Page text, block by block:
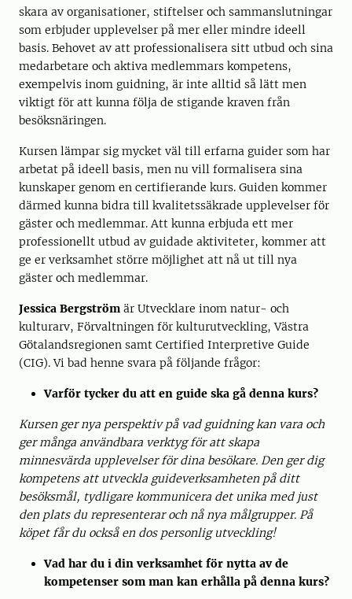
skara av organisationer, stiftelser och sammanslutningar
som erbjuder upplevelser på mer eller mindre ideell
basis. Behovet av att professionalisera sitt utbud och sina
medarbetare och aktiva medlemmars kompetens,
exempelvis inom guidning, är inte alltid så lätt men
viktigt för att kunna följa de stigande kraven från
besöksnäringen.
Kursen lämpar sig mycket väl till erfarna guider som har
arbetat på ideell basis, men nu vill formalisera sina
kunskaper genom en certifierande kurs. Guiden kommer
därmed kunna bidra till kvalitetssäkrade upplevelser för
gäster och medlemmar. Att kunna erbjuda ett mer
professionellt utbud av guidade aktiviteter, kommer att
ge er verksamhet större möjlighet att nå ut till nya
gäster och medlemmar.
Jessica Bergström är Utvecklare inom natur- och
kulturarv, Förvaltningen för kulturutveckling, Västra
Götalandsregionen samt Certified Interpretive Guide
(CIG). Vi bad henne svara på följande frågor:
Varför tycker du att en guide ska gå denna kurs?
Kursen ger nya perspektiv på vad guidning kan vara och
ger många användbara verktyg för att skapa
minnesvärda upplevelser för dina besökare. Den ger dig
kompetens att utveckla guideverksamheten på ditt
besöksmål, tydligare kommunicera det unika med just
den plats du representerar och nå nya målgrupper. På
köpet får du också en dos personlig utveckling!
Vad har du i din verksamhet för nytta av de
kompetenser som man kan erhålla på denna kurs?